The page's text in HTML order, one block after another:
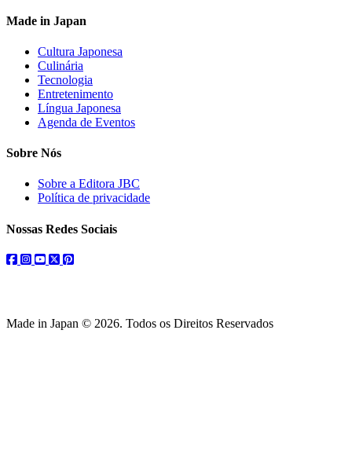
Made in Japan
Cultura Japonesa
Culinária
Tecnologia
Entretenimento
Língua Japonesa
Agenda de Eventos
Sobre Nós
Sobre a Editora JBC
Política de privacidade
Nossas Redes Sociais
facebook
instagram
youtube
twitterpinterest
Made in Japan © 2026. Todos os Direitos Reservados